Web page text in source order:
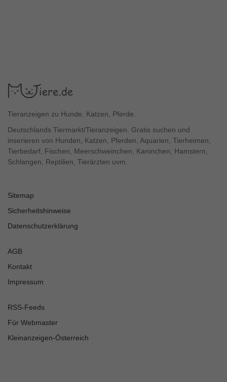
Tieranzeigen zu Hunde, Katzen, Pferde.
Deutschlands Tiermarkt/Tieranzeigen. Gratis suchen und
inserieren von Hunden, Katzen, Pferden, Aquarien, Tierheimen,
Tierbedarf, Fischen, Meerschweinchen, Kaninchen, Hamstern,
Schlangen, Reptilien, Tierärzten uvm.
Sitemap
Sicherheitshinweise
Datenschutzerklärung
AGB
Kontakt
Impressum
RSS-Feeds
Für Webmaster
Kleinanzeigen-Österreich